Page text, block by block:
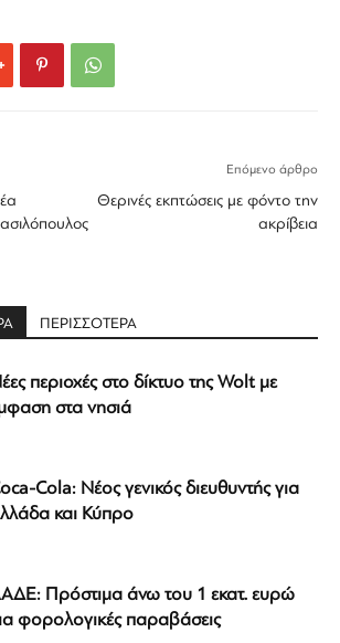
Επόμενο άρθρο
Θερινές εκπτώσεις με φόντο την
ακρίβεια
ΠΕΡΙΣΣΟΤΕΡΑ
περιοχές στο δίκτυο της Wolt με
στα νησιά
Cola: Νέος γενικός διευθυντής για
και Κύπρο
Πρόστιμα άνω του 1 εκατ. ευρώ
φορολογικές παραβάσεις